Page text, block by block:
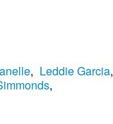
, Leddie Garcia,
,